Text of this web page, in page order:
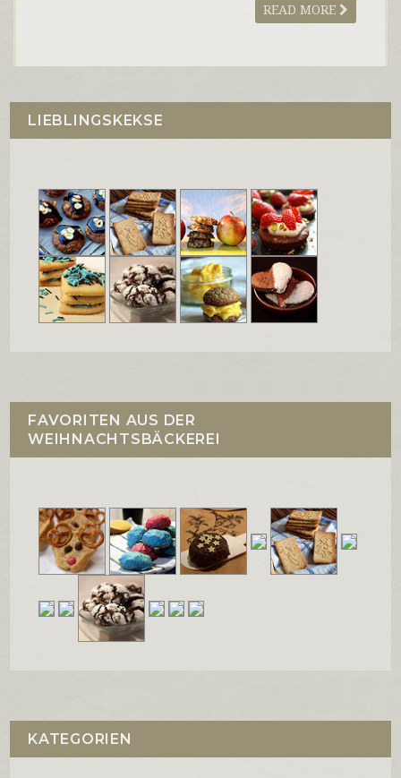
READ MORE
LIEBLINGSKEKSE
FAVORITEN AUS DER
WEIHNACHTSBÄCKEREI
KATEGORIEN